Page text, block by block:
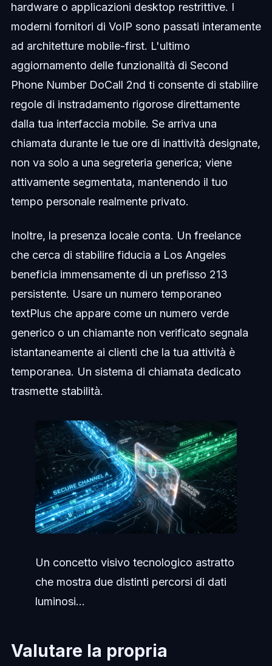
hardware o applicazioni desktop restrittive. I
moderni fornitori di VoIP sono passati interamente
ad architetture mobile-first. L'ultimo
aggiornamento delle funzionalità di Second
Phone Number DoCall 2nd ti consente di stabilire
regole di instradamento rigorose direttamente
dalla tua interfaccia mobile. Se arriva una
chiamata durante le tue ore di inattività designate,
non va solo a una segreteria generica; viene
attivamente segmentata, mantenendo il tuo
tempo personale realmente privato.
Inoltre, la presenza locale conta. Un freelance
che cerca di stabilire fiducia a Los Angeles
beneficia immensamente di un prefisso 213
persistente. Usare un numero temporaneo
textPlus che appare come un numero verde
generico o un chiamante non verificato segnala
istantaneamente ai clienti che la tua attività è
temporanea. Un sistema di chiamata dedicato
trasmette stabilità.
Un concetto visivo tecnologico astratto
che mostra due distinti percorsi di dati
luminosi...
Valutare la propria